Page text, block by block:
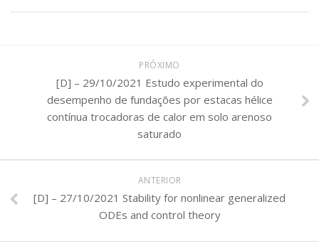
PRÓXIMO
[D] – 29/10/2021 Estudo experimental do
desempenho de fundações por estacas hélice
contínua trocadoras de calor em solo arenoso
saturado
ANTERIOR
[D] – 27/10/2021 Stability for nonlinear generalized
ODEs and control theory